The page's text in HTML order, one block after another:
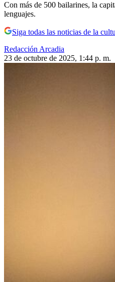
Con más de 500 bailarines, la
lenguajes.
Siga todas las noticias de la
Redacción Arcadia
23 de octubre de 2025, 1:44 p. m.